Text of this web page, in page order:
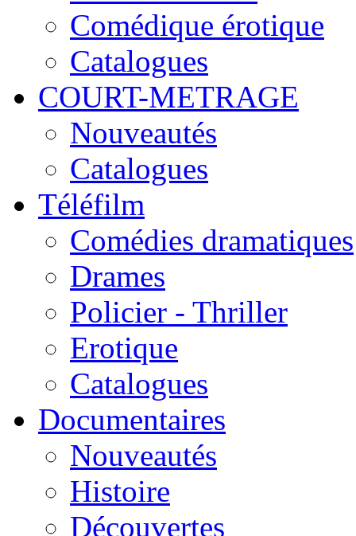
Comédique érotique
Catalogues
COURT-METRAGE
Nouveautés
Catalogues
Téléfilm
Comédies dramatiques
Drames
Policier - Thriller
Erotique
Catalogues
Documentaires
Nouveautés
Histoire
Découvertes